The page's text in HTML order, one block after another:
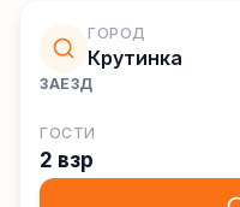
ГОРОД
Крутинка
ЗАЕЗД
ГОСТИ
2 взр